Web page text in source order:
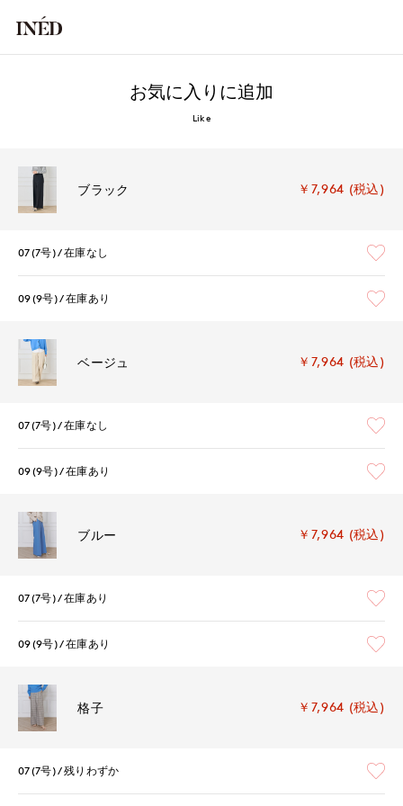
お気に入りに追加
Like
ブラック ￥7,964 (税込)
07(7号) 在庫なし
09(9号) 在庫あり
ベージュ ￥7,964 (税込)
07(7号) 在庫なし
09(9号) 在庫あり
ブルー ￥7,964 (税込)
07(7号) 在庫あり
09(9号) 在庫あり
格子 ￥7,964 (税込)
07(7号) 残りわずか